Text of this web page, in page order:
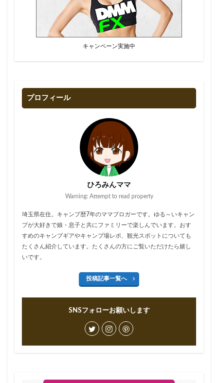
キャンペーン実施中
プロフィール
ひろみんママ
Warning: Attempt to read property
埼玉県在住。キャンプ歴7年のママブロガーです。ゆる～いキャン
プが大好きで娘・息子と共にファミリーで楽しんでいます。おす
すめのキャンプギアやキャンプ場レポ、観光スポットについても
たくさん紹介しています。たくさんの方にご覧いただけたら嬉し
いです。
投稿記事一覧へ
SNSフォローお願いします